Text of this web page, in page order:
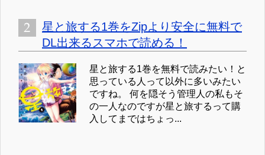
星と旅する1巻をZipより安全に無料で
DL出来るスマホで読める！
星と旅する1巻を無料で読みたい！と
思っている人って以外に多いみたい
ですね。 何を隠そう管理人の私もそ
の一人なのですが星と旅するって購
入してまではちょっ...